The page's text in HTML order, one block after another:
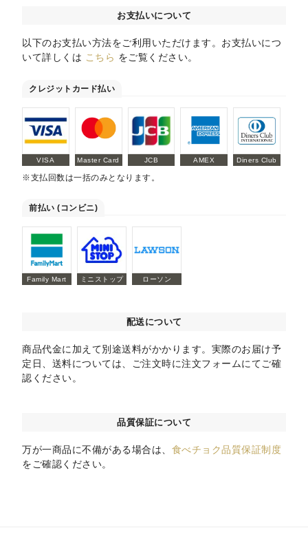
お支払いについて
以下のお支払い方法をご利用いただけます。お支払いにつ
いて詳しくは こちら をご覧ください。
クレジットカード払い
VISA Master Card JCB AMEX Diners Club
※支払回数は一括のみとなります。
前払い (コンビニ)
Family Mart ミニストップ ローソン
配送について
商品代金に加えて別途送料がかかります。実際のお届け予
定日、送料については、ご注文時に注文フォームにてご確
認ください。
品質保証について
万が一商品に不備がある場合は、 食べチョク品質保証制度
をご確認ください。